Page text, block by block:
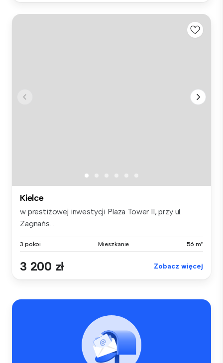
Kielce
w prestiżowej inwestycji Plaza Tower II, przy ul.
Zagnańs...
3 pokoi Mieszkanie 56 m²
3 200 zł Zobacz więcej